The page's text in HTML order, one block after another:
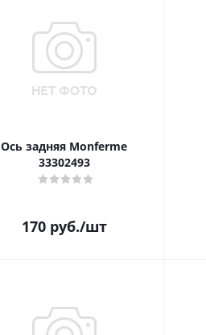
Ось задняя Monferme
33302493
170руб./шт